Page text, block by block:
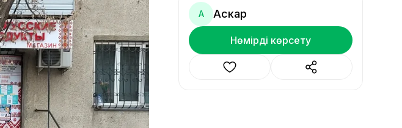
А Аскар
Нөмірді көрсету